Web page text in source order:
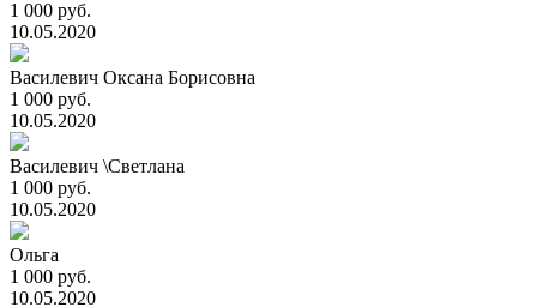
1 000 руб.
10.05.2020
Василевич Оксана Борисовна
1 000 руб.
10.05.2020
Василевич \Светлана
1 000 руб.
10.05.2020
Ольга
1 000 руб.
10.05.2020